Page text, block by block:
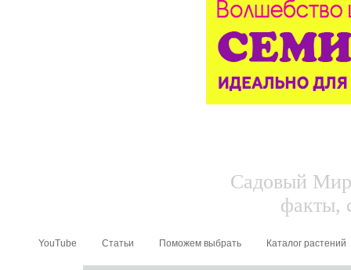
Садовый
факты,
YouTube Статьи Поможем выбрать Каталог растений